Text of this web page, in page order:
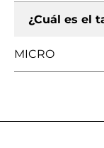
¿Cuál es el
MICRO